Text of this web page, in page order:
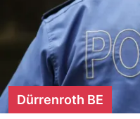
Dürrenroth BE